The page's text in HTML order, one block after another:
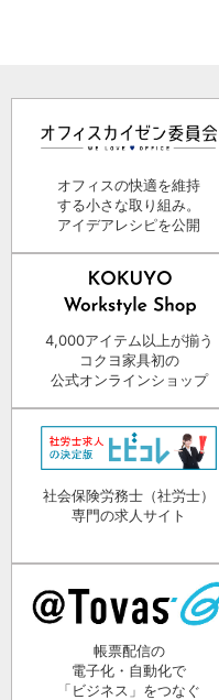
オフィスの快適を維持
する小さな取り組み。
アイデアレシピを公開
4,000アイテム以上が揃う
コクヨ家具初の
公式オンラインショップ
社会保険労務士（社労士）
専門の求人サイト
帳票配信の
電子化・自動化で
「ビジネス」をつなぐ